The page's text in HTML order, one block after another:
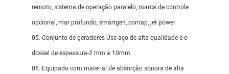
remoto, sistema de operação paralelo, marca de controle
opcional, mar profundo, smartgen, comap, jet power
05. Conjunto de geradores Use aço de alta qualidade é o
dossel de espessura-2 mm a 10mm
06. Equipado com material de absorção sonora de alta